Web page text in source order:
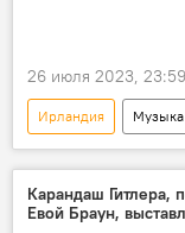
26 июля 2023, 23:59
Ирландия Музыка
Смерть
Карандаш Гитлера,
Евой Браун,